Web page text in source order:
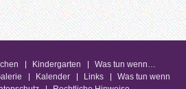
Kindergarten
Was tun wenn…
Kalender Links
Was tun wenn